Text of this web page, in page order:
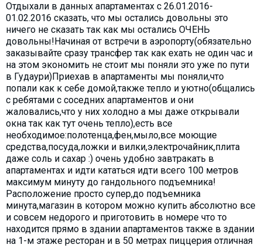
Отдыхали в данных апартаментах с 26.01.2016-
01.02.2016 сказать, что мы остались довольны это
ничего не сказать так как мы остались ОЧЕНЬ
довольны!Начиная от встречи в аэропорту(обязательно
заказывайте сразу трансфер так как ехать не один час и
на этом экономить не стоит мы поняли это уже по пути
в Гудаури)Приехав в апартаменты мы поняли,что
попали как к себе домой,также тепло и уютно(общались
с ребятами с соседних апартаментов и они
жаловались,что у них холодно а мы даже открывали
окна так как тут очень тепло),есть все
необходимое:полотенца,фен,мыло,все моющие
средства,посуда,ложки и вилки,электрочайник,плита
даже соль и сахар :) очень удобно завтракать в
апартаментах и идти кататься идти всего 100 метров
максимум минуту до гандольного подъемника!
Расположение просто супер,до подъемника
минута,магазин в котором можно купить абсолютно все
и совсем недорого и приготовить в номере что то
находится прямо в здании апартаментов также в здании
на 1-м этаже ресторан и в 50 метрах пиццерия отличная